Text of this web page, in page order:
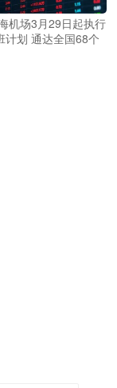
机场3月29日起执行
计划 通达全国68个